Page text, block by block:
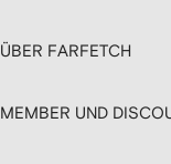
ÜBER FARFETCH
MEMBER UND